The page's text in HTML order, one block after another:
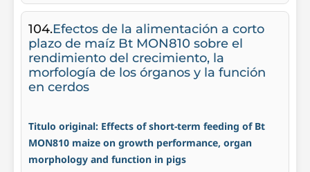
104.Efectos de la alimentación a corto
plazo de maíz Bt MON810 sobre el
rendimiento del crecimiento, la
morfología de los órganos y la función
en cerdos
Titulo original: Effects of short-term feeding of Bt
MON810 maize on growth performance, organ
morphology and function in pigs